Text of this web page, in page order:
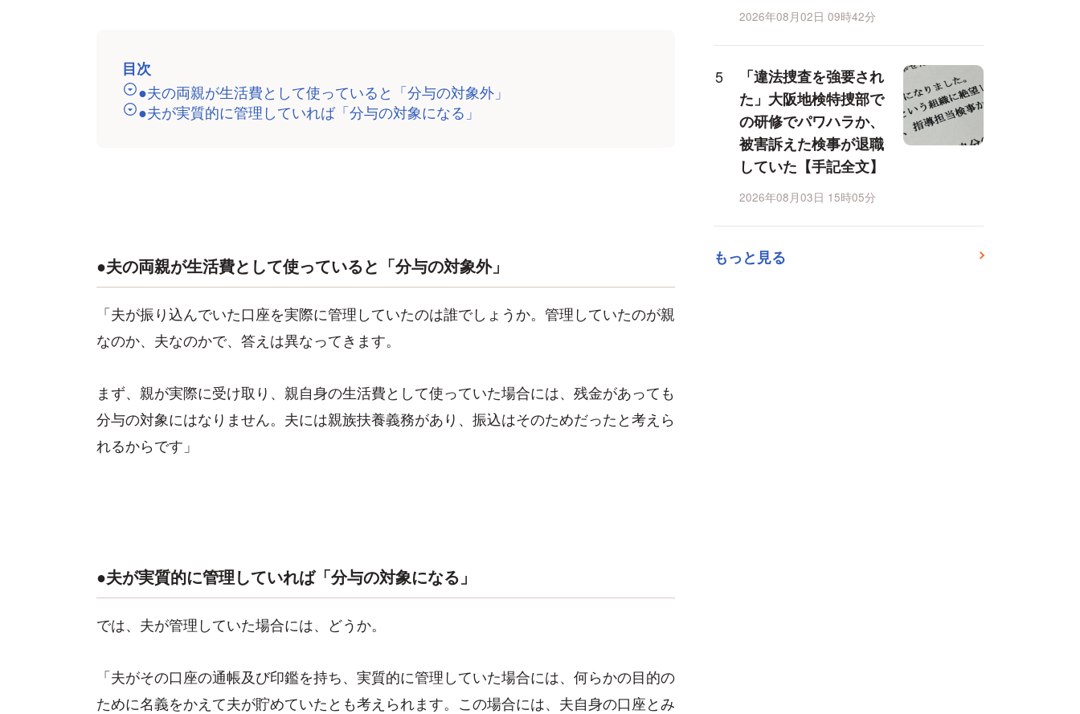
目次
●夫の両親が生活費として使っていると「分与の対象外」
●夫が実質的に管理していれば「分与の対象になる」
●夫の両親が生活費として使っていると「分与の対象外」
「夫が振り込んでいた口座を実際に管理していたのは誰でしょうか。管理していたのが親
なのか、夫なのかで、答えは異なってきます。
まず、親が実際に受け取り、親自身の生活費として使っていた場合には、残金があっても
分与の対象にはなりません。夫には親族扶養義務があり、振込はそのためだったと考えら
れるからです」
●夫が実質的に管理していれば「分与の対象になる」
では、夫が管理していた場合には、どうか。
「夫がその口座の通帳及び印鑑を持ち、実質的に管理していた場合には、何らかの目的の
ために名義をかえて夫が貯めていたとも考えられます。この場合には、夫自身の口座とみ
2026年08月02日 09時42分
「違法捜査を強要され
た」大阪地検特捜部で
の研修でパワハラか、
被害訴えた検事が退職
していた【手記全文】
2026年08月03日 15時05分
もっと見る